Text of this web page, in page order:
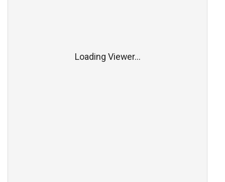
Loading Viewer...